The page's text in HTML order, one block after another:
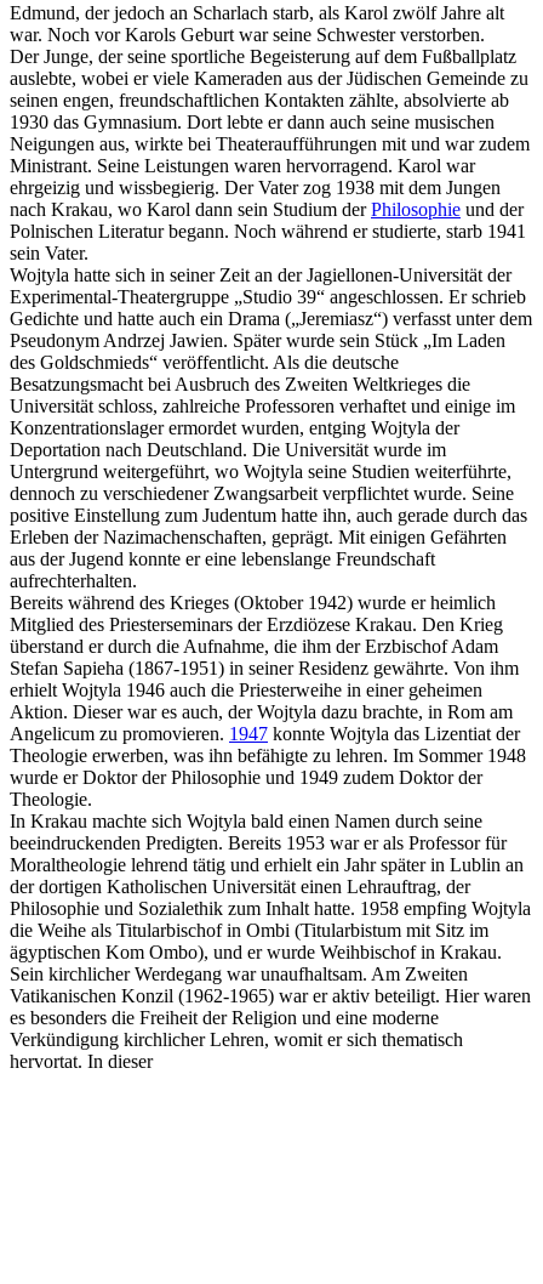
Edmund, der jedoch an Scharlach starb, als Karol zwölf Jahre alt
war. Noch vor Karols Geburt war seine Schwester verstorben.
Der Junge, der seine sportliche Begeisterung auf dem Fußballplatz
auslebte, wobei er viele Kameraden aus der Jüdischen Gemeinde zu
seinen engen, freundschaftlichen Kontakten zählte, absolvierte ab
1930 das Gymnasium. Dort lebte er dann auch seine musischen
Neigungen aus, wirkte bei Theateraufführungen mit und war zudem
Ministrant. Seine Leistungen waren hervorragend. Karol war
ehrgeizig und wissbegierig. Der Vater zog 1938 mit dem Jungen
nach Krakau, wo Karol dann sein Studium derPhilosophie und der
Polnischen Literatur begann. Noch während er studierte, starb 1941
sein Vater.
Wojtyla hatte sich in seiner Zeit an der Jagiellonen-Universität der
Experimental-Theatergruppe „Studio 39“ angeschlossen. Er schrieb
Gedichte und hatte auch ein Drama („Jeremiasz“) verfasst unter dem
Pseudonym Andrzej Jawien. Später wurde sein Stück „Im Laden
des Goldschmieds“ veröffentlicht. Als die deutsche
Besatzungsmacht bei Ausbruch des Zweiten Weltkrieges die
Universität schloss, zahlreiche Professoren verhaftet und einige im
Konzentrationslager ermordet wurden, entging Wojtyla der
Deportation nach Deutschland. Die Universität wurde im
Untergrund weitergeführt, wo Wojtyla seine Studien weiterführte,
dennoch zu verschiedener Zwangsarbeit verpflichtet wurde. Seine
positive Einstellung zum Judentum hatte ihn, auch gerade durch das
Erleben der Nazimachenschaften, geprägt. Mit einigen Gefährten
aus der Jugend konnte er eine lebenslange Freundschaft
aufrechterhalten.
Bereits während des Krieges (Oktober 1942) wurde er heimlich
Mitglied des Priesterseminars der Erzdiözese Krakau. Den Krieg
überstand er durch die Aufnahme, die ihm der Erzbischof Adam
Stefan Sapieha (1867-1951) in seiner Residenz gewährte. Von ihm
erhielt Wojtyla 1946 auch die Priesterweihe in einer geheimen
Aktion. Dieser war es auch, der Wojtyla dazu brachte, in Rom am
Angelicum zu promovieren. 1947 konnte Wojtyla das Lizentiat der
Theologie erwerben, was ihn befähigte zu lehren. Im Sommer 1948
wurde er Doktor der Philosophie und 1949 zudem Doktor der
Theologie.
In Krakau machte sich Wojtyla bald einen Namen durch seine
beeindruckenden Predigten. Bereits 1953 war er als Professor für
Moraltheologie lehrend tätig und erhielt ein Jahr später in Lublin an
der dortigen Katholischen Universität einen Lehrauftrag, der
Philosophie und Sozialethik zum Inhalt hatte. 1958 empfing Wojtyla
die Weihe als Titularbischof in Ombi (Titularbistum mit Sitz im
ägyptischen Kom Ombo), und er wurde Weihbischof in Krakau.
Sein kirchlicher Werdegang war unaufhaltsam. Am Zweiten
Vatikanischen Konzil (1962-1965) war er aktiv beteiligt. Hier waren
es besonders die Freiheit der Religion und eine moderne
Verkündigung kirchlicher Lehren, womit er sich thematisch
hervortat. In dieser